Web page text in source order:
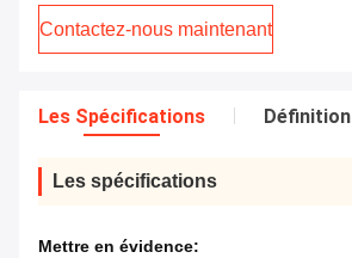
Contactez-nous maintenant
Les Spécifications Définition
Les spécifications
Mettre en évidence: